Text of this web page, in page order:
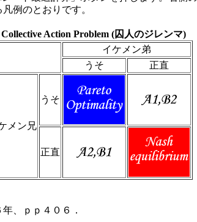
例のとおりです。
Action Problem (囚人のジレンマ)
イケメン弟
うそ
正直
メン兄
うそ
正直
、ｐｐ４０６．